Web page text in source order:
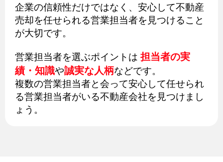
企業の信頼性だけではなく、安心して不動産
売却を任せられる営業担当者を見つけること
が大切です。
営業担当者を選ぶポイントは 担当者の実
績・知識や誠実な人柄などです。
複数の営業担当者と会って安心して任せられ
る営業担当者がいる不動産会社を見つけまし
ょう。